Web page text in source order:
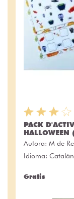
PACK
HALLOWEEN
Autora: M de
Idioma: Catalán
Gratis